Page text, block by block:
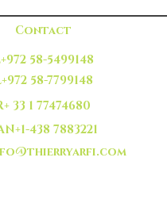
Contact
58-5499148
58-7799148
33 1 77474680
438 7883221